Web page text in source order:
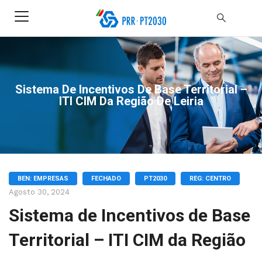
Sistema De Incentivos De Base Territorial –
ITI CIM Da Região De Leiria
BEN: EMPRESAS FECHADO PT2030 REG: CENTRO
Agosto 30, 2024
Sistema de Incentivos de Base
Territorial – ITI CIM da Região